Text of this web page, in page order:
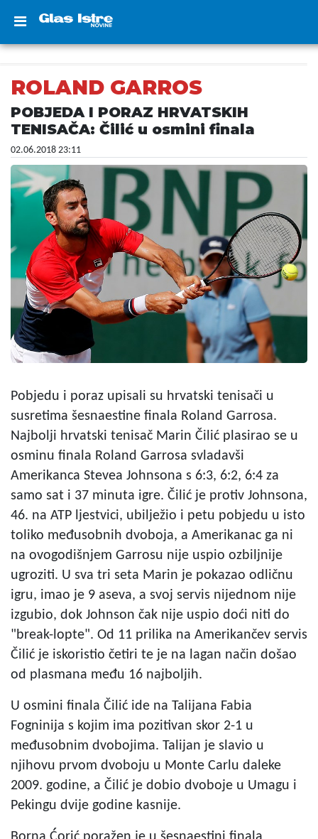
ROLAND GARROS
POBJEDA I PORAZ HRVATSKIH
TENISAČA: Čilić u osmini finala
02.06.2018 23:11
Pobjedu i poraz upisali su hrvatski tenisači u
susretima šesnaestine finala Roland Garrosa.
Najbolji hrvatski tenisač Marin Čilić plasirao se u
osminu finala Roland Garrosa svladavši
Amerikanca Stevea Johnsona s 6:3, 6:2, 6:4 za
samo sat i 37 minuta igre. Čilić je protiv Johnsona,
46. na ATP ljestvici, ubilježio i petu pobjedu u isto
toliko međusobnih dvoboja, a Amerikanac ga ni
na ovogodišnjem Garrosu nije uspio ozbiljnije
ugroziti. U sva tri seta Marin je pokazao odličnu
igru, imao je 9 aseva, a svoj servis nijednom nije
izgubio, dok Johnson čak nije uspio doći niti do
"break-lopte". Od 11 prilika na Amerikančev servis
Čilić je iskoristio četiri te je na lagan način došao
od plasmana među 16 najboljih.
U osmini finala Čilić ide na Talijana Fabia
Fogninija s kojim ima pozitivan skor 2-1 u
međusobnim dvobojima. Talijan je slavio u
njihovu prvom dvoboju u Monte Carlu daleke
2009. godine, a Čilić je dobio dvoboje u Umagu i
Pekingu dvije godine kasnije.